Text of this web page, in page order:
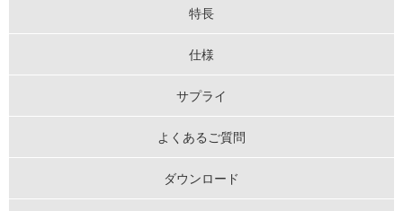
特長
仕様
サプライ
よくあるご質問
ダウンロード